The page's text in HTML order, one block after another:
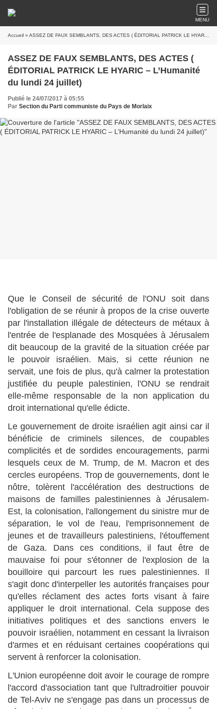
MENU
Accueil » ASSEZ DE FAUX SEMBLANTS, DES ACTES ( ÉDITORIAL PATRICK LE HYARIC – L’Humanité du lundi 24 juillet)
ASSEZ DE FAUX SEMBLANTS, DES ACTES (
ÉDITORIAL PATRICK LE HYARIC – L’Humanité
du lundi 24 juillet)
Publié le 24/07/2017 à 05:55
Par Section du Parti communiste du Pays de Morlaix
Que le Conseil de sécurité de l'ONU soit dans
l'obligation de se réunir à propos de la crise ouverte
par l'installation illégale de détecteurs de métaux à
l'entrée de l'esplanade des Mosquées à Jérusalem
dit beaucoup de la gravité de la situation créée par
le pouvoir israélien. Mais, si cette réunion ne
servait, une fois de plus, qu'à calmer la protestation
justifiée du peuple palestinien, l'ONU se rendrait
elle-même responsable de la non application du
droit international qu'elle édicte.
Le gouvernement de droite israélien agit ainsi car il
bénéficie de criminels silences, de coupables
complicités et de sordides encouragements, parmi
lesquels ceux de M. Trump, de M. Macron et des
cercles européens. Trop de gouvernements, dont le
nôtre, tolèrent l'accélération des destructions de
maisons de familles palestiniennes à Jérusalem-
Est, la colonisation, l'allongement du sinistre mur de
séparation, le vol de l'eau, l'emprisonnement de
jeunes et de travailleurs palestiniens, l'étouffement
de Gaza. Dans ces conditions, il faut être de
mauvaise foi pour s'étonner de l'explosion de la
bouilloire qui parcourt les rues palestiniennes. Il
s'agit donc d'interpeller les autorités françaises pour
qu'elles réclament des actes forts visant à faire
appliquer le droit international. Cela suppose des
initiatives politiques et des sanctions envers le
pouvoir israélien, notamment en cessant la livraison
d'armes et en réduisant certaines coopérations qui
servent à renforcer la colonisation.
L'Union européenne doit avoir le courage de rompre
l'accord d'association tant que l'ultradroitier pouvoir
de Tel-Aviv ne s'engage pas dans un processus de